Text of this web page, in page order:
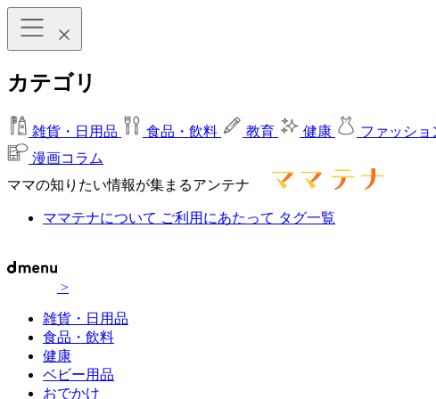
カテゴリ
雑貨・日用品 食品・飲料 教育 健康 ファッショ
漫画コラム
ママの知りたい情報が集まるアンテナ
ママテナについて ご利用にあたって タグ一覧
>
雑貨・日用品
食品・飲料
健康
ベビー用品
おでかけ